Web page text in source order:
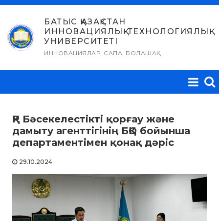
Skip
content
БАТЫС ҚАЗАҚСТАН
ИННОВАЦИЯЛЫҚ-ТЕХНОЛОГИЯЛЫҚ
УНИВЕРСИТЕТІ
ИННОВАЦИЯЛАР, САПА, БОЛАШАҚ
ҚР Бәсекелестікті қорғау және
дамыту агенттігінің БҚО бойынша
департаментімен қонақ дәріс
29.10.2024